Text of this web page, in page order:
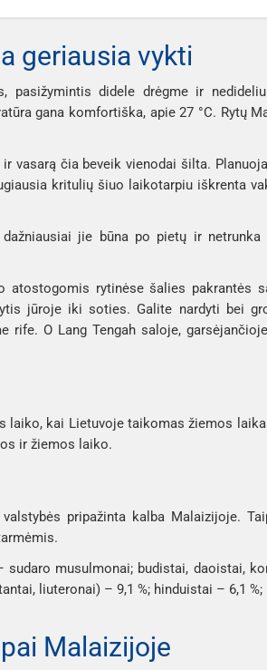
geriausia vykti
pasižymintis didele drėgme ir
gana komfortiška, apie 27 °C. Rytų
vasarą čia beveik vienodai šilta.
kritulių šiuo laikotarpiu iškrenta
jie būna po pietų ir
atostogomis rytinėse šalies pakrantės
jūroje iki soties. Galite nardyti bei
rife. O Lang Tengah saloje,
laiko, kai Lietuvoje taikomas žiemos
ir žiemos laiko.
pripažinta kalba Malaizijoje.
sudaro musulmonai; budistai, daoistai,
liuteronai) – 9,1 %; hinduistai – 6,1
Malaizijoje